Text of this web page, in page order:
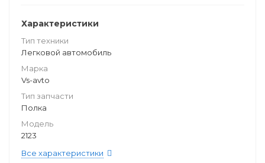
Характеристики
Тип техники
Легковой автомобиль
Марка
Vs-avto
Тип запчасти
Полка
Модель
2123
Все характеристики